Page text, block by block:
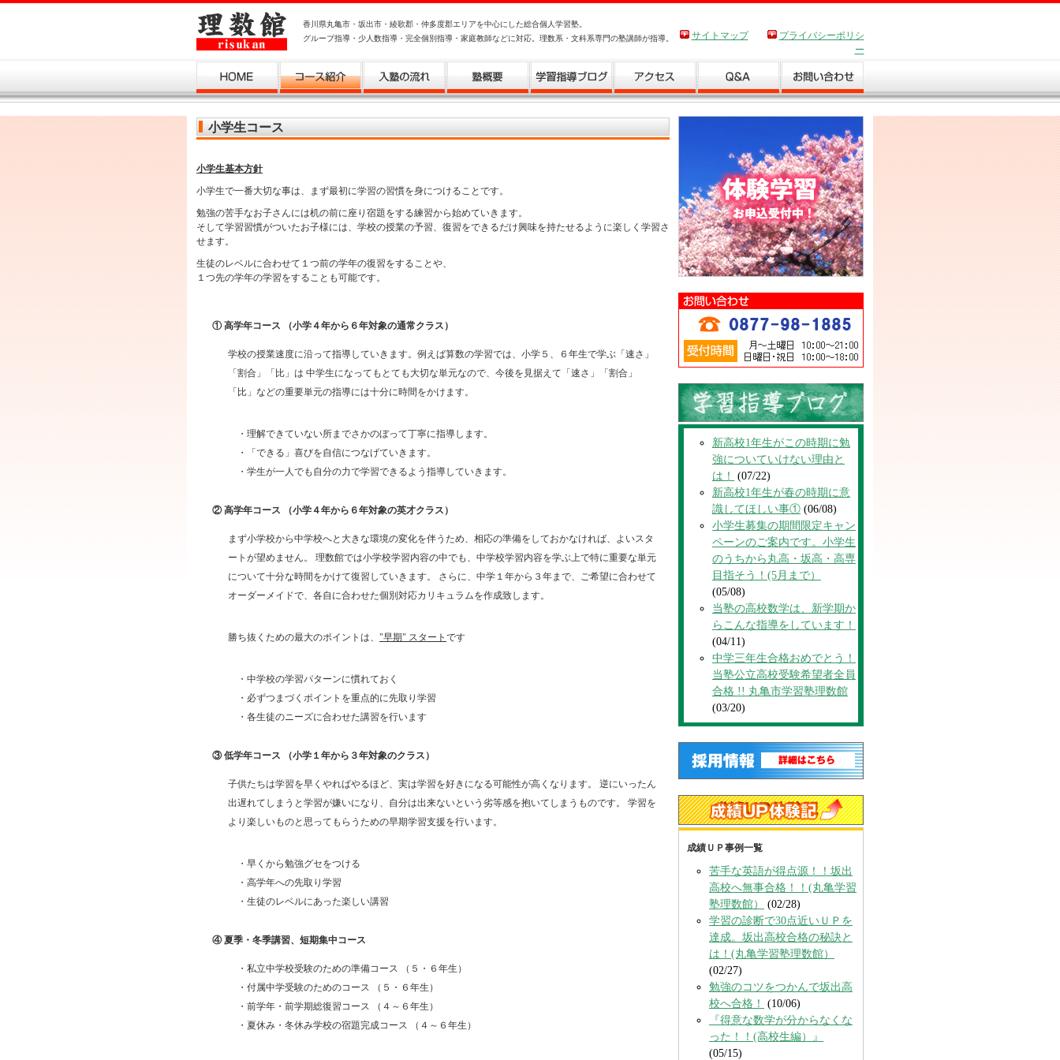
香川県丸亀市・坂出市・綾歌郡・仲多度郡エリアを中心にした総合個人学習塾。
グループ指導・少人数指導・完全個別指導・家庭教師などに対応。理数系・文科系専門の塾講師が指導。
サイトマップ
プライバシーポリシ
ー
学習ブログ アクセス Ｑ＆Ａ お問い合わせ
小学生コース
小学生基本方針
小学生で一番大切な事は、まず最初に学習の習慣を身につけることです。
勉強の苦手なお子さんには机の前に座り宿題をする練習から始めていきます。
そして学習習慣がついたお子様には、学校の授業の予習、復習をできるだけ興味を持たせるように楽しく学習さ
せます。
生徒のレベルに合わせて１つ前の学年の復習をすることや、
１つ先の学年の学習をすることも可能です。
① 高学年コース （小学４年から６年対象の通常クラス）
学校の授業速度に沿って指導していきます。例えば算数の学習では、小学５、６年生で学ぶ「速さ」
「割合」「比」は 中学生になってもとても大切な単元なので、今後を見据えて「速さ」「割合」
「比」などの重要単元の指導には十分に時間をかけます。
・理解できていない所までさかのぼって丁寧に指導します。
・「できる」喜びを自信につなげていきます。
・学生が一人でも自分の力で学習できるよう指導していきます。
② 高学年コース （小学４年から６年対象の英才クラス）
まず小学校から中学校へと大きな環境の変化を伴うため、相応の準備をしておかなければ、よいスタ
ートが望めません。 理数館では小学校学習内容の中でも、中学校学習内容を学ぶ上で特に重要な単元
について十分な時間をかけて復習していきます。 さらに、中学１年から３年まで、ご希望に合わせて
オーダーメイドで、各自に合わせた個別対応カリキュラムを作成致します。
勝ち抜くための最大のポイントは、 "早期" スタート です
・中学校の学習パターンに慣れておく
・必ずつまづくポイントを重点的に先取り学習
・各生徒のニーズに合わせた講習を行います
③ 低学年コース （小学１年から３年対象のクラス）
子供たちは学習を早くやればやるほど、実は学習を好きになる可能性が高くなります。 逆にいったん
出遅れてしまうと学習が嫌いになり、自分は出来ないという劣等感を抱いてしまうものです。 学習を
より楽しいものと思ってもらうための早期学習支援を行います。
・早くから勉強グセをつける
・高学年への先取り学習
・生徒のレベルにあった楽しい講習
④ 夏季・冬季講習、短期集中コース
・私立中学校受験のための準備コース （５・６年生）
・付属中学受験のためのコース （５・６年生）
・前学年・前学期総復習コース （４～６年生）
・夏休み・冬休み学校の宿題完成コース （４～６年生）
新高校1年生がこの時期に勉
強についていけない理由と
は！
(07/22)
新高校1年生が春の時期に意
識してほしい事① (06/08)
小学生募集の期間限定キャン
ペーンのご案内です。小学生
のうちから丸高・坂高・高専
目指そう！(5月まで）
(05/08)
当塾の高校数学は、新学期か
らこんな指導をしています！
(04/11)
中学三年生合格おめでとう！
当塾公立高校受験希望者全員
合格 !! 丸亀市学習塾理数館
(03/20)
成績ＵＰ事例一覧
苦手な英語が得点源！！坂出
高校へ無事合格！！(丸亀学習
塾理数館）
(02/28)
学習の診断で30点近いＵＰを
達成。坂出高校合格の秘訣と
は！(丸亀学習塾理数館）
(02/27)
勉強のコツをつかんで坂出高
校へ合格！
(10/06)
『得意な数学が分からなくな
った！！(高校生編）』
(05/15)